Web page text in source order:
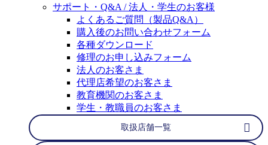
サポート・Q&A / 法人・学生のお客様
よくあるご質問（製品Q&A）
購入後のお問い合わせフォーム
各種ダウンロード
修理のお申し込みフォーム
法人のお客さま
代理店希望のお客さま
教育機関のお客さま
学生・教職員のお客さま
取扱店舗一覧